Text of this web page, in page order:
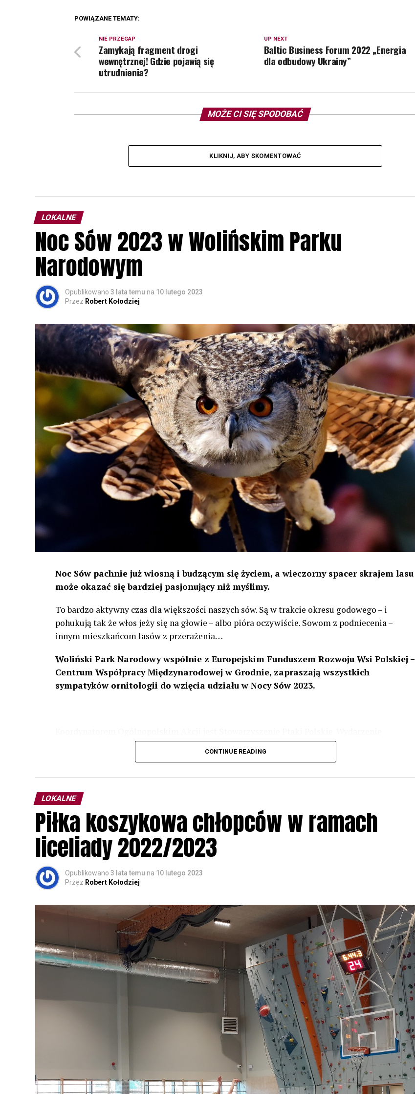
POWIĄZANE TEMATY:
UP NEXT
Baltic Business Forum 2022 „Energia
dla odbudowy Ukrainy”
NIE PRZEGAP
Zamykają fragment drogi
wewnętrznej! Gdzie pojawią się
utrudnienia?
MOŻE CI SIĘ SPODOBAĆ
KLIKNIJ, ABY SKOMENTOWAĆ
LOKALNE
Noc Sów 2023 w Wolińskim Parku
Narodowym
Opublikowano 3 lata temu na 10 lutego 2023
Przez Robert Kołodziej
Noc Sów pachnie już wiosną i budzącym się życiem, a wieczorny spacer skrajem lasu
może okazać się bardziej pasjonujący niż myślimy.
To bardzo aktywny czas dla większości naszych sów. Są w trakcie okresu godowego – i
pohukują tak że włos jeży się na głowie – albo pióra oczywiście. Sowom z podniecenia –
innym mieszkańcom lasów z przerażenia…
Woliński Park Narodowy wspólnie z Europejskim Funduszem Rozwoju Wsi Polskiej –
Centrum Współpracy Międzynarodowej w Grodnie, zapraszają wszystkich
sympatyków ornitologii do wzięcia udziału w Nocy Sów 2023.
odbędzie się w dniach24 i 25 lutego 2023 r. wg harmonogramu przedstawionego na
Wszystkich uczestników zapraszamy do udziału w Akcji, włączenia się w aktywne
rozpoznawanie głosów sów i wymianę doświadczeń przy grillu.Na wydarzenie obowiązują
zapisy.
CONTINUE READING
LOKALNE
Piłka koszykowa chłopców w ramach
liceliady 2022/2023
Opublikowano 3 lata temu na 10 lutego 2023
Przez Robert Kołodziej